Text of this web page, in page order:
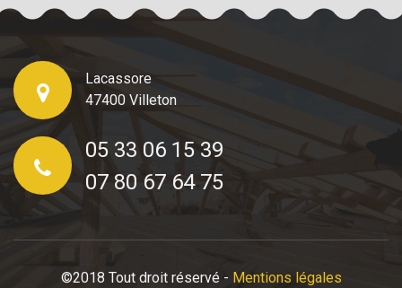
Lacassore
47400 Villeton
05 33 06 15 39
07 80 67 64 75
©2018 Tout droit réservé - Mentions légales